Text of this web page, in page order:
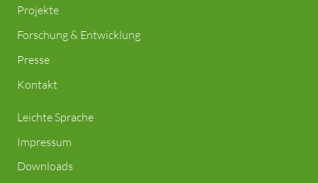
Projekte
Forschung & Entwicklung
Presse
Kontakt
Leichte Sprache
Impressum
Downloads